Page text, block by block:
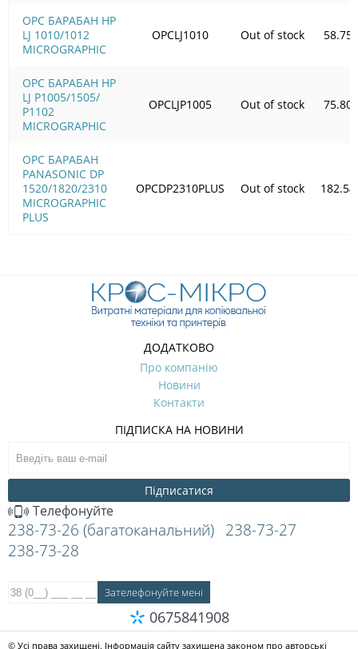
OPC БАРАБАН HP
LJ 1010/1012
MICROGRAPHIC
OPC БАРАБАН HP
LJ P1005/1505/
Р1102
MICROGRAPHIC
OPC БАРАБАН
PANASONIC DP
1520/1820/2310
MICROGRAPHIC
PLUS
OPCLJ1010 Out of stock 58.75
OPCLJP1005 Out of stock 75.80
OPCDP2310PLUS Out of stock 182.54
ДОДАТКОВО
Про компанію
Новини
Контакти
ПІДПИСКА НА НОВИНИ
Підписатися
Телефонуйте
238-73-26 (багатоканальний) 238-73-27
238-73-28
0675841908
© Усі права захищені. Інформація сайту захищена законом про авторські